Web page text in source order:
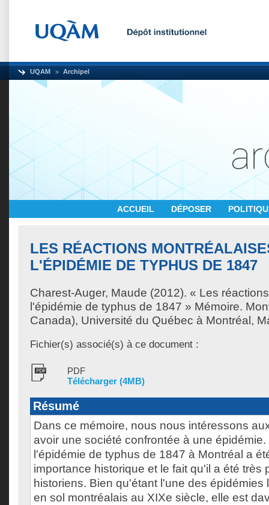
UQAM Archipel
ACCUEIL DÉPOSER
LES RÉACTIONS
L'ÉPIDÉMIE DE TYPHUS DE 1847
Charest-Auger, Maude (2012). « Les
l'épidémie de typhus de 1847 » Mémoire.
Canada), Université du Québec à Montréal,
Fichier(s) associé(s) à ce document :
PDF
Télécharger (4MB)
Résumé
Dans ce mémoire, nous nous intéressons
avoir une société confrontée à une
l'épidémie de typhus de 1847 à Montréal a
importance historique et le fait qu'il a été très
historiens. Bien qu'étant l'une des épidémies
en sol montréalais au XIXe siècle, elle est